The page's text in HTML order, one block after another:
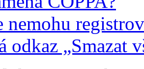
nemohu
odkaz „Smazat